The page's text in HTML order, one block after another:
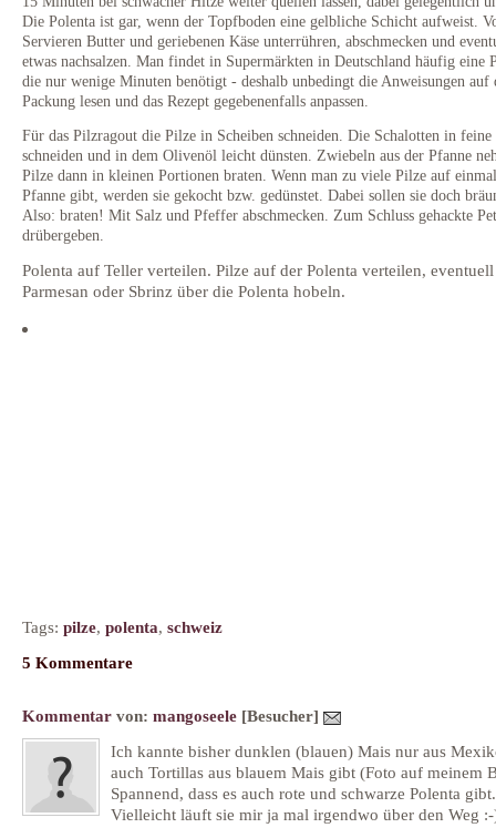
Die Polenta ist gar, wenn der Topfboden eine gelbliche Schicht aufweist.
Servieren Butter und geriebenen Käse unterrühren, abschmecken und
etwas nachsalzen. Man findet in Supermärkten in Deutschland häufig eine
die nur wenige Minuten benötigt - deshalb unbedingt die Anweisungen auf
Packung lesen und das Rezept gegebenenfalls anpassen.
Für das Pilzragout die Pilze in Scheiben schneiden. Die Schalotten in
schneiden und in dem Olivenöl leicht dünsten. Zwiebeln aus der Pfanne
Pilze dann in kleinen Portionen braten. Wenn man zu viele Pilze auf
Pfanne gibt, werden sie gekocht bzw. gedünstet. Dabei sollen sie doch
Also: braten! Mit Salz und Pfeffer abschmecken. Zum Schluss gehackte
drübergeben.
Polenta auf Teller verteilen. Pilze auf der Polenta verteilen,
Parmesan oder Sbrinz über die Polenta hobeln.
Tags: pilze, polenta, schweiz
5 Kommentare
Kommentar von: mangoseele [Besucher]
Ich kannte bisher dunklen (blauen) Mais nur aus
auch Tortillas aus blauem Mais gibt (Foto auf meinem
Spannend, dass es auch rote und schwarze Polenta gibt.
Vielleicht läuft sie mir ja mal irgendwo über den Weg